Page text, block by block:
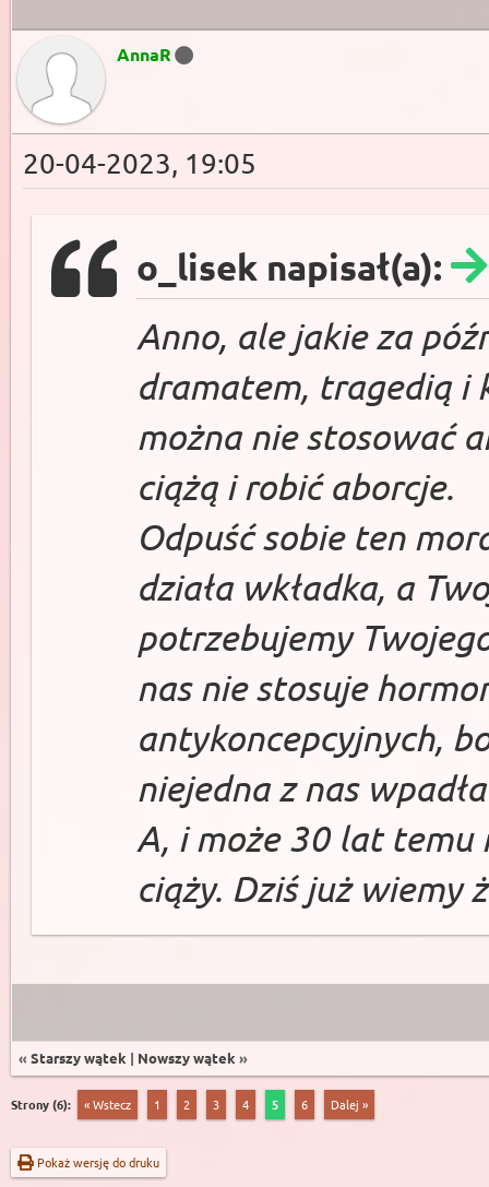
AnnaR
20-04-2023, 19:05
o_lisek napisał(a):
Anno, ale jakie za
dramatem, tragedią i
można nie stosować
ciążą i robić aborcje.
Odpuść sobie ten
działa wkładka, a
potrzebujemy
nas nie stosuje
antykoncepcyjnych,
niejedna z nas
A, i może 30 lat temu
ciąży. Dziś już wiemy
« Starszy wątek | Nowszy wątek »
Strony (6): « Wstecz 1 2 3 4 5 6 Dalej »
Pokaż wersję do druku